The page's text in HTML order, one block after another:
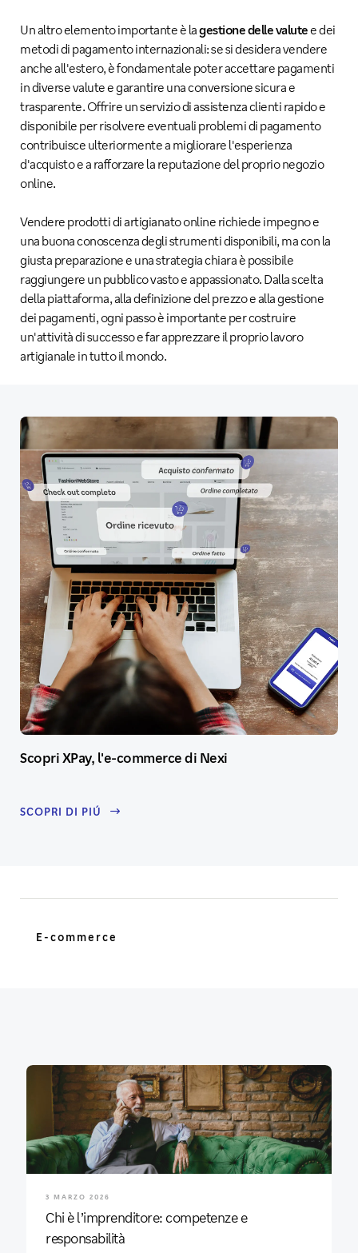
Un altro elemento importante è lagestione delle valutee dei
metodi di pagamento internazionali: se si desidera vendere
anche all'estero, è fondamentale poter accettare pagamenti
in diverse valute e garantire una conversione sicura e
trasparente. Offrire un servizio di assistenza clienti rapido e
disponibile per risolvere eventuali problemi di pagamento
contribuisce ulteriormente a migliorare l'esperienza
d'acquisto e a rafforzare la reputazione del proprio negozio
online.
Vendere prodotti di artigianato online richiede impegno e
una buona conoscenza degli strumenti disponibili, ma con la
giusta preparazione e una strategia chiara è possibile
raggiungere un pubblico vasto e appassionato. Dalla scelta
della piattaforma, alla definizione del prezzo e alla gestione
dei pagamenti, ogni passo è importante per costruire
un'attività di successo e far apprezzare il proprio lavoro
artigianale in tutto il mondo.
Scopri XPay, l'e-commerce di Nexi
SCOPRI DI PIÚ
E-commerce
3 MARZO 2026
Chi è l’imprenditore: competenze e
responsabilità